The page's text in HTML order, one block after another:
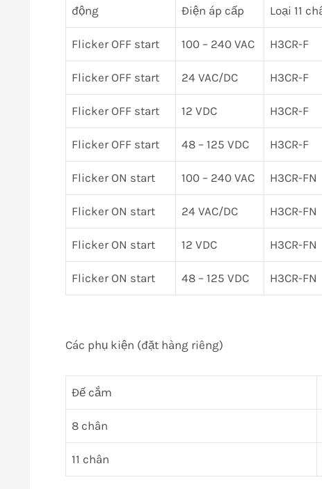
động
Điện áp cấp Loại 11
Flicker OFF start 100 – 240 VAC H3CR-F
Flicker OFF start 24 VAC/DC H3CR-F
Flicker OFF start 12 VDC H3CR-F
Flicker OFF start 48 – 125 VDC H3CR-F
Flicker ON start 100 – 240 VAC H3CR-FN
Flicker ON start 24 VAC/DC H3CR-FN
Flicker ON start 12 VDC H3CR-FN
Flicker ON start 48 – 125 VDC H3CR-FN
Các phụ kiện (đặt hàng riêng)
Đế cắm
8 chân
11 chân